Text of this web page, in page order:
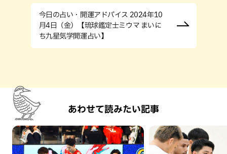
今日の占い・開運アドバイス 2024年10
月4日（金）【琉球鑑定士ミウマ まいに
ち九星気学開運占い】
あわせて読みたい記事